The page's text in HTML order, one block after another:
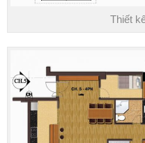
Thiết